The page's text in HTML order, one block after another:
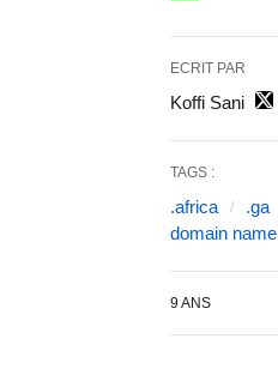
ECRIT PAR
Koffi Sani
TAGS :
.africa .ga
domain name
9 ANS